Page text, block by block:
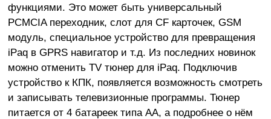
функциями. Это может быть универсальный
PCMCIA переходник, слот для CF карточек, GSM
модуль, специальное устройство для превращения
iPaq в GPRS навигатор и т.д. Из последних новинок
можно отменить TV тюнер для iPaq. Подключив
устройство к КПК, появляется возможность смотреть
и записывать телевизионные программы. Тюнер
питается от 4 батареек типа AA, а подробнее о нём